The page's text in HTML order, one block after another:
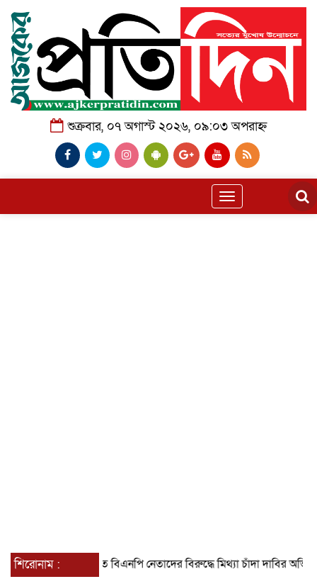
শুক্রবার, ০৭ অগাস্ট ২০২৬, ০৯:০৩ অপরাহ্ন
Toggle
navigation
শিরোনাম :গৌরনদীতে বিএনপি নেতাদের বিরুদ্ধে মিথ্যা চাঁদা দাবির অভিযোগের